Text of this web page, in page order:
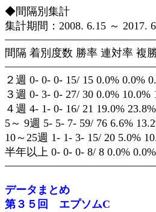
◆間隔別集計
集計期間：2008. 6.15 ～ 2017.
間隔 着別度数 勝率 連対率 複
２週 0- 0- 0- 15/ 15 0.0% 0.0%
３週 0- 3- 0- 27/ 30 0.0% 10.0%
４週 4- 1- 0- 16/ 21 19.0%
5～ 9週 5- 5- 7- 59/ 76 6.6%
10～25週 1- 1- 3- 15/ 20 5.0%
半年以上 0- 0- 0- 8/ 8 0.0%
データまとめ
第３５回 エプソムC